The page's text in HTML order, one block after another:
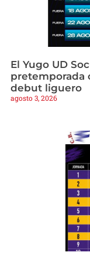
El Yugo UD
pretemporada
debut liguero
agosto 3, 2026